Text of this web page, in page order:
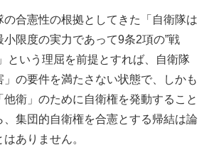
の合憲性の根拠としてきた「自衛隊は
限度の実力であって9条2項の”戦
という理屈を前提とすれば、自衛隊
の要件を満たさない状態で、しかも
他衛」のために自衛権を発動すること
、集団的自衛権を合憲とする帰結は論
ありません。